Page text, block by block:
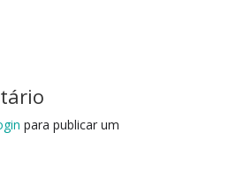
para publicar um